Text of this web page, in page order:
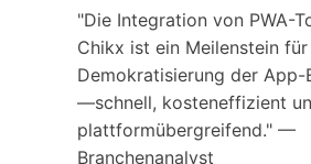
"Die Integration von PWA-
Chikx ist ein Meilenstein
Demokratisierung der App-
—schnell, kosteneffizient
plattformübergreifend." —
Branchenanalyst